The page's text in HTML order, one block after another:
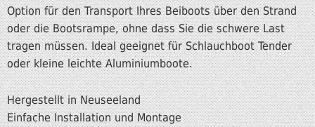
Option für den Transport Ihres Beiboots über den Strand
oder die Bootsrampe, ohne dass Sie die schwere Last
tragen müssen. Ideal geeignet für Schlauchboot Tender
oder kleine leichte Aluminiumboote.
Hergestellt in Neuseeland
Einfache Installation und Montage